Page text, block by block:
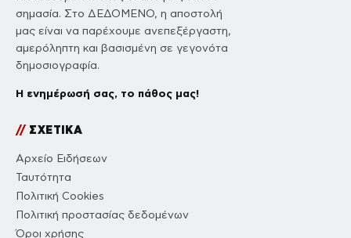
σημασία. Στο ΔΕΔΟΜΕΝΟ, η αποστολή
μας είναι να παρέχουμε ανεπεξέργαστη,
αμερόληπτη και βασισμένη σε γεγονότα
δημοσιογραφία.
Η ενημέρωσή σας, το πάθος μας!
//ΣΧΕΤΙΚΑ
Αρχείο Ειδήσεων
Ταυτότητα
Πολιτική Cookies
Πολιτική προστασίας δεδομένων
Όροι χρήσης